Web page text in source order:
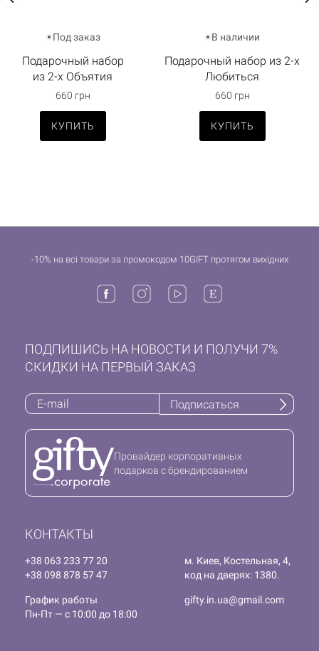
Под заказ
Подарочный набор
из 2-х Объятия
660 грн
КУПИТЬ
В наличии
Подарочный набор из 2-х
Любиться
660 грн
КУПИТЬ
-10% на всі товари за промокодом 10GIFT протягом вихідних
КОНТАКТЫ
+38 063 233 77 20
+38 098 878 57 47
м. Киев, Костельная, 4,
код на дверях: 1380.
График работы
Пн-Пт — с 10:00 до 18:00
gifty.in.ua@gmail.com
ПОДПИШИСЬ НА НОВОСТИ И ПОЛУЧИ 7%
СКИДКИ НА ПЕРВЫЙ ЗАКАЗ
Подписаться
Провайдер корпоративных
подарков с брендированием